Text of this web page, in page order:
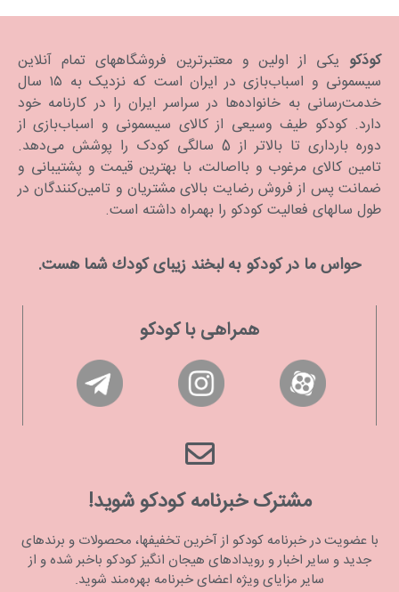
کودَکو یکی از اولین و معتبرترین فروشگاههای تمام آنلاین
سیسمونی و اسباب‌بازی در ایران است که نزدیک به ۱۵ سال
خدمت‌رسانی به خانواده‌ها در سراسر ایران را در کارنامه خود
دارد. كودكو طیف وسیعی از کالای سیسمونی و اسباب‌بازی از
دوره بارداری تا بالاتر از 5 سالگی کودک را پوشش می‌دهد.
تامین کالای مرغوب و بااصالت، با بهترین قیمت و پشتیبانی و
ضمانت پس از فروش رضایت بالای مشتریان و تامین‌کنندگان در
طول سالهای فعالیت کودکو را بهمراه داشته است.
حواس ما در كودكو به لبخند زیبای كودك شما هست.
همراهی با کودکو
مشترک خبرنامه کودکو شوید!
با عضویت در خبرنامه کودکو از آخرین تخفیفها، محصولات و برندهای
جدید و سایر اخبار و رویدادهای هیجان انگیز کودکو باخبر شده و از
سایر مزایای ویژه اعضای خبرنامه بهره‌مند شوید.